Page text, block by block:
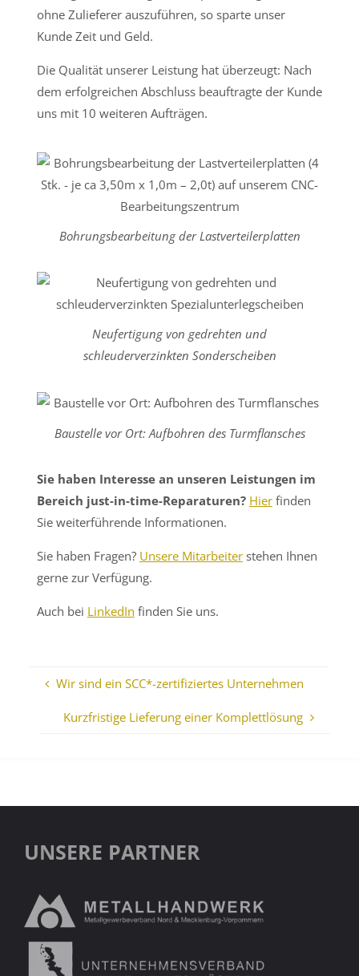
ohne Zulieferer auszuführen, so sparte unser
Kunde Zeit und Geld.
Die Qualität unserer Leistung hat überzeugt: Nach
dem erfolgreichen Abschluss beauftragte der Kunde
uns mit 10 weiteren Aufträgen.
Bohrungsbearbeitung der Lastverteilerplatten
Neufertigung von gedrehten und
schleuderverzinkten Sonderscheiben
Baustelle vor Ort: Aufbohren des Turmflansches
Sie haben Interesse an unseren Leistungen im
Bereich just-in-time-Reparaturen? Hierfinden
Sie weiterführende Informationen.
Sie haben Fragen? Unsere Mitarbeiterstehen Ihnen
gerne zur Verfügung.
Auch bei LinkedIn finden Sie uns.
Wir sind ein SCC*-zertifiziertes Unternehmen
Kurzfristige Lieferung einer Komplettlösung
UNSERE PARTNER